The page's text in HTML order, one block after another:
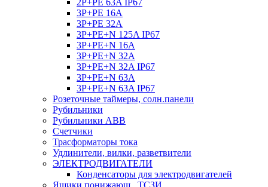
2P+PE 63A IP67
3P+PE 16A
3P+PE 32A
3P+PE+N 125A IP67
3P+PE+N 16A
3P+PE+N 32A
3P+PE+N 32A IP67
3P+PE+N 63A
3P+PE+N 63A IP67
Розеточные таймеры, солн.панели
Рубильники
Рубильники ABB
Счетчики
Трасформаторы тока
Удлинители, вилки, разветвители
ЭЛЕКТРОДВИГАТЕЛИ
Конденсаторы для электродвигателей
Ящики понижающ., ТСЗИ